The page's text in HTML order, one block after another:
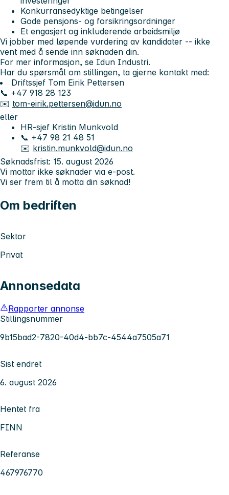
Konkurransedyktige betingelser
Gode pensjons- og forsikringsordninger
Et engasjert og inkluderende arbeidsmiljø
Vi jobber med løpende vurdering av kandidater -- ikke
vent med å sende inn søknaden din.
For mer informasjon, se Idun Industri.
Har du spørsmål om stillingen, ta gjerne kontakt med:
Driftssjef Tom Eirik Pettersen
📞 +47 918 28 123
✉️ tom-eirik.pettersen@idun.no
eller
HR-sjef Kristin Munkvold
📞 +47 98 21 48 51
✉️ kristin.munkvold@idun.no
Søknadsfrist: 15. august 2026
Vi mottar ikke søknader via e‑post.
Vi ser frem til å motta din søknad!
Om bedriften
Sektor
Privat
Annonsedata
Rapporter annonse
Stillingsnummer
9b15bad2-7820-40d4-bb7c-4544a7505a71
Sist endret
6. august 2026
Hentet fra
FINN
Referanse
467976770